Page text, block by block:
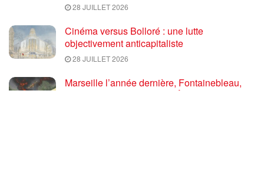
28 JUILLET 2026
Cinéma versus Bolloré : une lutte
objectivement anticapitaliste
28 JUILLET 2026
Marseille l’année dernière, Fontainebleau,
Arcachon, la Drôme et les Écrins cette année